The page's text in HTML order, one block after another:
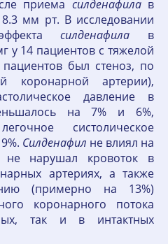
приема силденафилав
мм рт. В исследовании
эффектасилденафила в
у 14 пациентов с тяжелой
был стеноз, по
коронарной артерии),
давление в
на 7% и 6%,
систолическое
Силденафил не влиял на
нарушал кровоток в
артериях, а также
(примерно на 13%)
коронарного потока
так и в интактных